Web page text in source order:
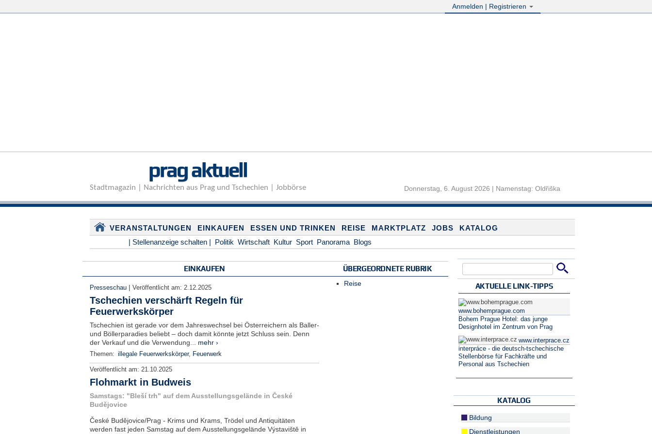
Anmelden | Registrieren
prag aktuell
Stadtmagazin | Nachrichten aus Prag und Tschechien | Jobbörse Donnerstag, 6. August 2026 | Namenstag: Oldřiška
VERANSTALTUNGEN EINKAUFEN ESSEN UND TRINKEN REISE MARKTPLATZ JOBS
KATALOG
| Stellenanzeige schalten | Politik Wirtschaft Kultur Sport Panorama Blogs
EINKAUFEN
Presseschau | Veröffentlicht am: 2.12.2025
Tschechien verschärft Regeln für
Feuerwerkskörper
Tschechien ist gerade vor dem Jahreswechsel bei Österreichern als Baller-
und Böllerparadies beliebt – doch damit könnte jetzt Schluss sein. Denn
der Verkauf und die Verwendung... mehr ›
Themen: illegale Feuerwerkskörper, Feuerwerk
Veröffentlicht am: 21.10.2025
Flohmarkt in Budweis
Samstags: "Bleší trh" auf dem Ausstellungsgelände in České
Budějovice
České Budějovice/Prag - Krims und Krams, Trödel und Antiquitäten
werden fast jeden Samstag auf dem Ausstellungsgelände Výstaviště in
ÜBERGEORDNETE RUBRIK
Reise AKTUELLE LINK-TIPPS
www.bohemprague.com
Bohem Prague Hotel: das junge
Designhotel im Zentrum von Prag
www.interprace.cz
interpráce - die deutsch-tschechische
Stellenbörse für Fachkräfte und
Personal aus Tschechien
KATALOG
Bildung
Dienstleistungen